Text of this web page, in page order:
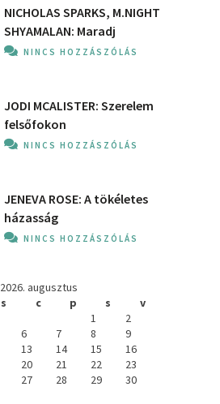
NICHOLAS SPARKS, M.NIGHT
SHYAMALAN: Maradj
NINCS HOZZÁSZÓLÁS
JODI MCALISTER: Szerelem
felsőfokon
NINCS HOZZÁSZÓLÁS
JENEVA ROSE: A ​tökéletes
házasság
NINCS HOZZÁSZÓLÁS
2026. augusztus
s c p s
v
1
2
6 7 8
9
13 14 15
16
20 21 22
23
27 28 29
30